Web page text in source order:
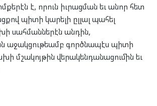
է, որուն իւրացման եւ անոր հետ
պիտի կարելի ըլլալ պահել
սահմաններէն անդին,
աջակցութեամբ գործնապէս պիտի
մշակոյթին վերակենդանացումին եւ